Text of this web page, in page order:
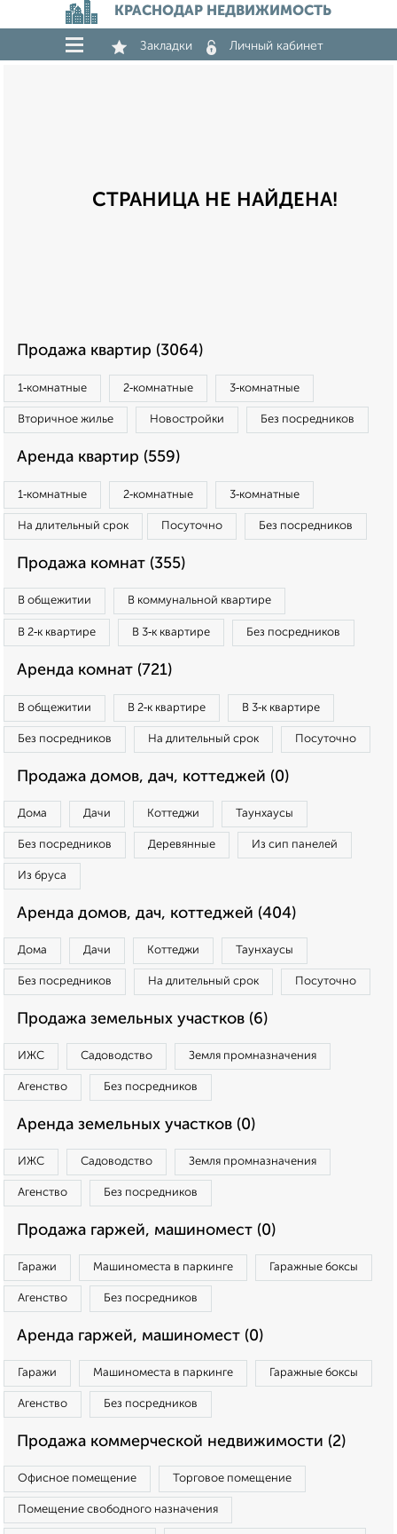
КРАСНОДАР НЕДВИЖИМОСТЬ
Закладки Личный кабинет
СТРАНИЦА НЕ НАЙДЕНА!
Продажа квартир (3064)
1‑комнатные 2‑комнатные 3‑комнатные
Вторичное жилье Новостройки Без посредников
Аренда квартир (559)
1‑комнатные 2‑комнатные 3‑комнатные
На длительный срок Посуточно Без посредников
Продажа комнат (355)
В общежитии В коммунальной квартире
В 2‑к квартире В 3‑к квартире Без посредников
Аренда комнат (721)
В общежитии В 2‑к квартире В 3‑к квартире
Без посредников На длительный срок Посуточно
Продажа домов, дач, коттеджей (0)
Дома Дачи Коттеджи Таунхаусы
Без посредников Деревянные Из сип панелей
Из бруса
Аренда домов, дач, коттеджей (404)
Дома Дачи Коттеджи Таунхаусы
Без посредников На длительный срок Посуточно
Продажа земельных участков (6)
ИЖС Садоводство Земля промназначения
Агенство Без посредников
Аренда земельных участков (0)
ИЖС Садоводство Земля промназначения
Агенство Без посредников
Продажа гаржей, машиномест (0)
Гаражи Машиноместа в паркинге Гаражные боксы
Агенство Без посредников
Аренда гаржей, машиномест (0)
Гаражи Машиноместа в паркинге Гаражные боксы
Агенство Без посредников
Продажа коммерческой недвижимости (2)
Офисное помещение Торговое помещение
Помещение свободного назначения